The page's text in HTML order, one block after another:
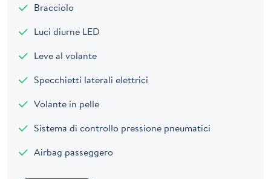
Bracciolo
Luci diurne LED
Leve al volante
Specchietti laterali elettrici
Volante in pelle
Sistema di controllo pressione pneumatici
Airbag passeggero